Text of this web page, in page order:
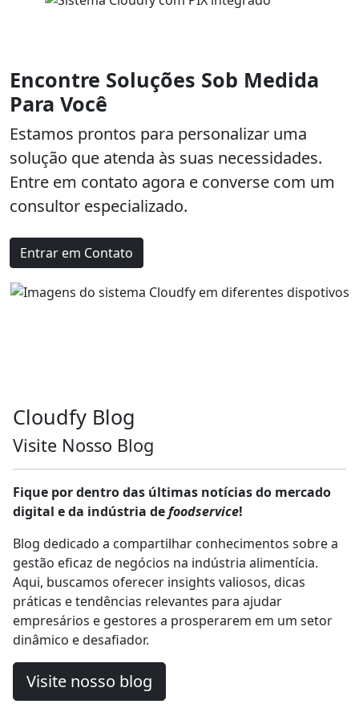
Encontre Soluções Sob Medida
Para Você
Estamos prontos para personalizar uma
solução que atenda às suas necessidades.
Entre em contato agora e converse com um
consultor especializado.
Entrar em Contato
Cloudfy Blog
Visite Nosso Blog
Fique por dentro das últimas notícias do mercado
digital e da indústria defoodservice!
Blog dedicado a compartilhar conhecimentos sobre a
gestão eficaz de negócios na indústria alimentícia.
Aqui, buscamos oferecer insights valiosos, dicas
práticas e tendências relevantes para ajudar
empresários e gestores a prosperarem em um setor
dinâmico e desafiador.
Visite nosso blog
Tecnologia
Como um PDV
inteligente pode
transformar a gestão do
seu restaurante